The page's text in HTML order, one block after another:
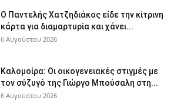
Ο Παντελής Χατζηδιάκος είδε την κίτρινη
κάρτα για διαμαρτυρία και χάνει...
6 Αυγούστου 2026
Καλομοίρα: Οι οικογενειακές στιγμές με
τον σύζυγό της Γιώργο Μπούσαλη στη...
6 Αυγούστου 2026